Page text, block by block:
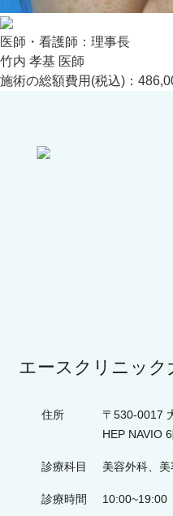
医師・看護師： 理事長
竹内 孝基 医師
施術の総額費用(税込)：
エースクリニック
住所
〒530-0017
HEP NAVIO
診療科目 美容外科、
診療時間